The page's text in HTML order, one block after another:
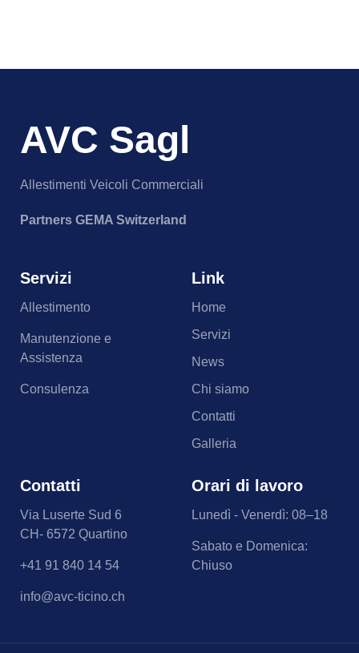
AVC Sagl
Allestimenti Veicoli Commerciali
Partners GEMA Switzerland
Servizi
Allestimento
Manutenzione e
Assistenza
Consulenza
Link
Home
Servizi
News
Chi siamo
Contatti
Galleria
Contatti
Via Luserte Sud 6
CH- 6572 Quartino
+41 91 840 14 54
info@avc-ticino.ch
Orari di lavoro
Lunedì - Venerdì: 08–18
Sabato e Domenica:
Chiuso